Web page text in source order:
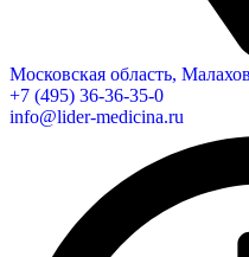
Московская область,
+7 (495) 36-36-35-0
info@lider-medicina.ru